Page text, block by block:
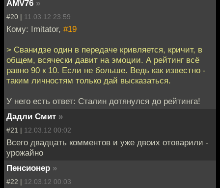
AMV76 »
#20 | 11.03.12 23:59
Кому: Imitator, #19
> Сванидзе один в передаче кривляется, кричит, в
общем, всячески давит на эмоции. А рейтинг всё
равно 90 к 10. Если не больше. Ведь как известно -
таким личностям только дай высказаться.
У него есть ответ: Сталин дотянулся до рейтинга!
Дадли Смит »
#21 | 12.03.12 00:02
Всего двадцать комментов и уже двоих отоварили -
урожайно
Пенсионер »
#22 | 12.03.12 00:03